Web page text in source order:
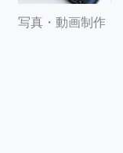
写真・動画制作